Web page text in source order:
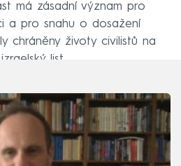
má zásadní význam pro
a pro snahu o dosažení
chráněny životy civilistů na
list.